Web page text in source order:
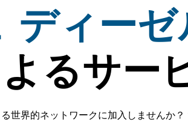
ディーゼ
るサー
世界的ネットワークに加入しませんか